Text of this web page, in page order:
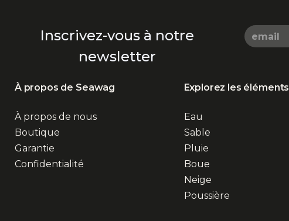
Inscrivez-vous à notre
newsletter
À propos de Seawag
À propos de nous
Boutique
Garantie
Confidentialité
Explorez les éléments
Eau
Sable
Pluie
Boue
Neige
Poussière